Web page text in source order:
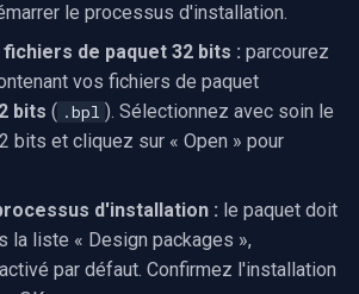
le processus d'installation.
de paquet 32 bits : parcourez
vos fichiers de paquet
bits ( .bpl ). Sélectionnez avec soin le
bits et cliquez sur « Open » pour
d'installation : le paquet doit
la liste « Design packages »,
par défaut. Confirmez l'installation